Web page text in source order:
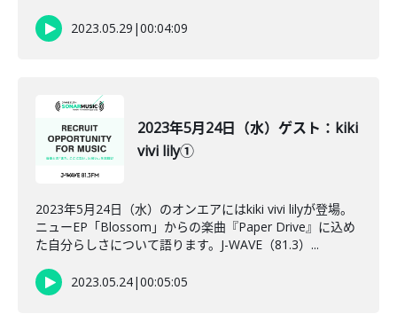
2023.05.29 |00:04:09
2023年5月24日（水）ゲスト：kiki
vivi lily①
2023年5月24日（水）のオンエアにはkiki vivi lilyが登場。
ニューEP「Blossom」からの楽曲『Paper Drive』に込め
た自分らしさについて語ります。J-WAVE（81.3）...
2023.05.24|00:05:05